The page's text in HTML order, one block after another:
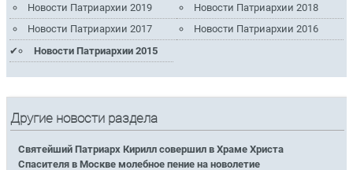
Новости Патриархии 2019
Новости Патриархии 2018
Новости Патриархии 2017
Новости Патриархии 2016
Новости Патриархии 2015
Другие новости раздела
Святейший Патриарх Кирилл совершил в Храме Христа
Спасителя в Москве молебное пение на новолетие